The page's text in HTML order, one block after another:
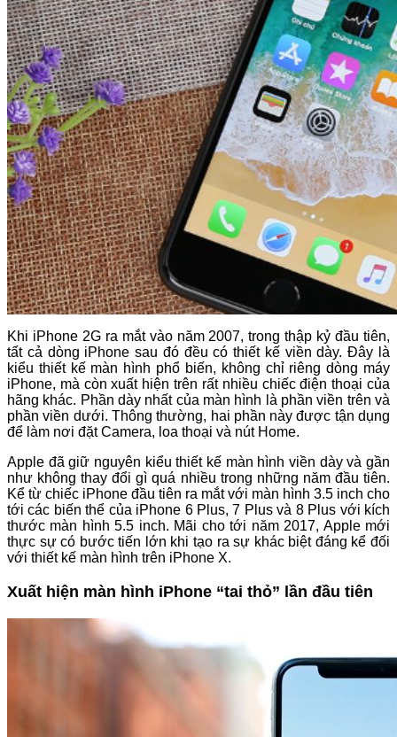
Khi iPhone 2G ra mắt vào năm 2007, trong thập kỷ đầu tiên,
tất cả dòng iPhone sau đó đều có thiết kế viền dày. Đây là
kiểu thiết kế màn hình phổ biến, không chỉ riêng dòng máy
iPhone, mà còn xuất hiện trên rất nhiều chiếc điện thoại của
hãng khác. Phần dày nhất của màn hình là phần viền trên và
phần viền dưới. Thông thường, hai phần này được tận dụng
để làm nơi đặt Camera, loa thoại và nút Home.
Apple đã giữ nguyên kiểu thiết kế màn hình viền dày và gần
như không thay đổi gì quá nhiều trong những năm đầu tiên.
Kể từ chiếc iPhone đầu tiên ra mắt với màn hình 3.5 inch cho
tới các biến thể của iPhone 6 Plus, 7 Plus và 8 Plus với kích
thước màn hình 5.5 inch. Mãi cho tới năm 2017, Apple mới
thực sự có bước tiến lớn khi tạo ra sự khác biệt đáng kể đối
với thiết kế màn hình trên iPhone X.
Xuất hiện màn hình iPhone “tai thỏ” lần đầu tiên